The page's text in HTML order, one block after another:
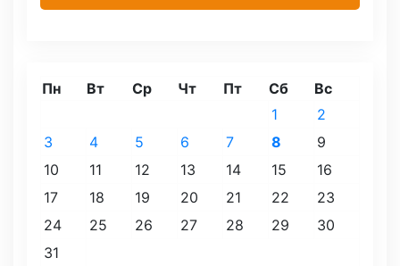
Пн Вт Ср Чт Пт Сб Вс
1
2
3
4 5 6 7 8
9
10
11 12 13 14 15
16
17
18 19 20 21 22
23
24
25 26 27 28 29
30
31